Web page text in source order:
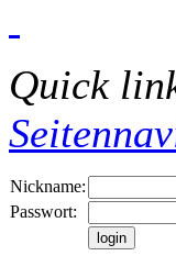
Quick
Nickname:
Passwort: